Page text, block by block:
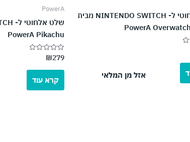
אזל מן המלאי
שלט אלחוטי ל- NINTENDO SWITCH מבית
PowerA
PowerA
PowerA Pikachu
דורג
מתוך
₪279
קרא עוד